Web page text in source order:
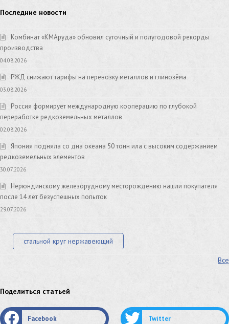
Последние новости
Комбинат «КМАруда» обновил суточный и полугодовой рекорды
производства
04.08.2026
РЖД снижают тарифы на перевозку металлов и глинозёма
03.08.2026
Россия формирует международную кооперацию по глубокой
переработке редкоземельных металлов
02.08.2026
Япония подняла со дна океана 50 тонн ила с высоким содержанием
редкоземельных элементов
30.07.2026
Нерюндинскому железорудному месторождению нашли покупателя
после 14 лет безуспешных попыток
29.07.2026
стальной круг нержавеющий
труба оцинкованная труба нержавеющая
Все
Поделиться статьей
Facebook Twitter